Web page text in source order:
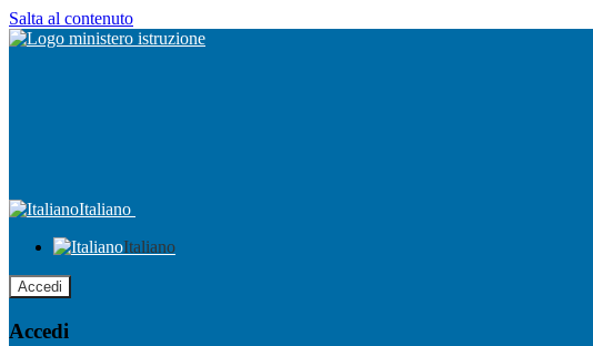
Salta al contenuto
Italiano
Italiano
Accedi
Accedi